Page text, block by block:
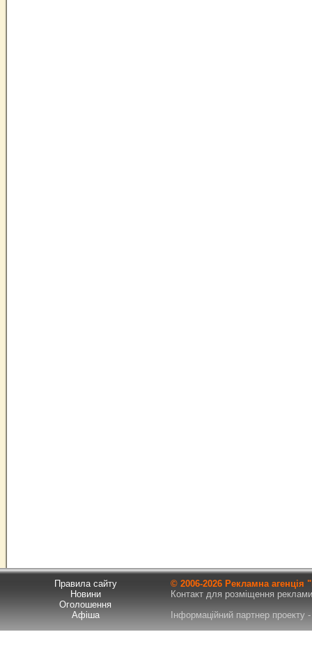
Правила сайту
Новини
Оголошення
Афіша
© 2006-2026 Рекламна
Контакт для розміщення
Інформаційний партнер проекту